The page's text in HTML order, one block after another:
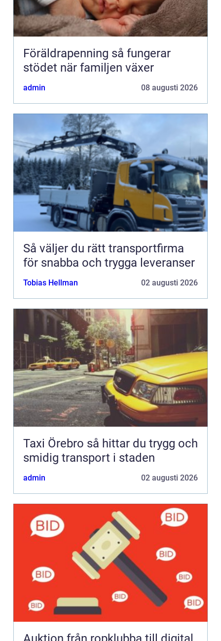
Föräldrapenning så fungerar
stödet när familjen växer
admin 08 augusti 2026
Så väljer du rätt transportfirma
för snabba och trygga leveranser
Tobias Hellman 02 augusti 2026
Taxi Örebro så hittar du trygg och
smidig transport i staden
admin 02 augusti 2026